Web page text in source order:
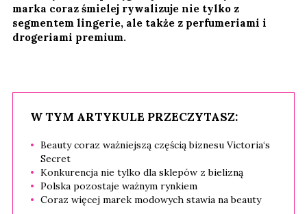
marka coraz śmielej rywalizuje nie tylko z
segmentem lingerie, ale także z perfumeriami i
drogeriami premium.
W TYM ARTYKULE PRZECZYTASZ:
Beauty coraz ważniejszą częścią biznesu Victoria‘s
Secret
Konkurencja nie tylko dla sklepów z bielizną
Polska pozostaje ważnym rynkiem
Coraz więcej marek modowych stawia na beauty